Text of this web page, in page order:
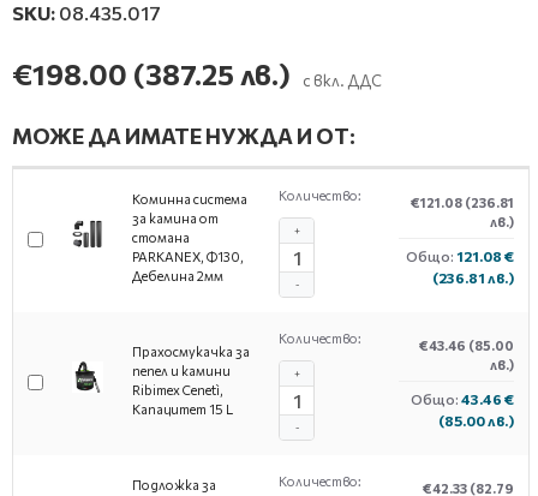
SKU: 08.435.017
€198.00 (387.25 лв.) с вкл. ДДС
МОЖЕ ДА ИМАТЕ НУЖДА И ОТ:
Коминна система
за камина от
стомана
PARKANEX, Ф130,
Дебелина 2мм
Количество:
-
+
€121.08 (236.81
лв.)
Общо: 121.08 €
(236.81 лв.)
Прахосмукачка за
пепел и камини
Ribimex Cenetì,
Капацитет 15 L
Количество:
-
+
€43.46 (85.00
лв.)
Общо: 43.46 €
(85.00 лв.)
Подложка за
Количество: €42.33 (82.79